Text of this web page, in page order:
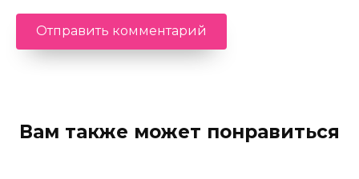
Вам также может понравиться